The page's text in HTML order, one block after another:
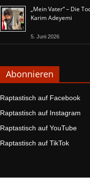
„Mein Vater“ – Die
Karim Adeyemi
5. Juni 2026
Abonnieren
Raptastisch auf Facebook
Raptastisch auf Instagram
Raptastisch auf YouTube
Raptastisch auf TikTok